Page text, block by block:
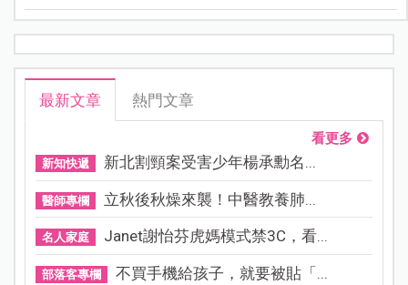
最新文章 熱門文章
看更多
新知快遞 新北割頸案受害少年楊承勳名...
醫師專欄 立秋後秋燥來襲！中醫教養肺...
名人家庭 Janet謝怡芬虎媽模式禁3C，看...
部落客專欄 不買手機給孩子，就要被貼「...